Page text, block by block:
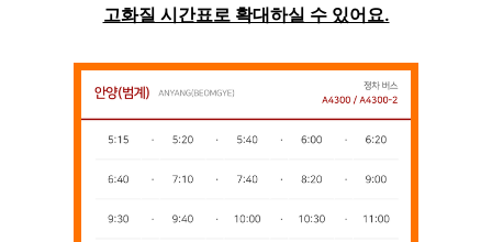
고화질 시간표로 확대하실 수 있어요.